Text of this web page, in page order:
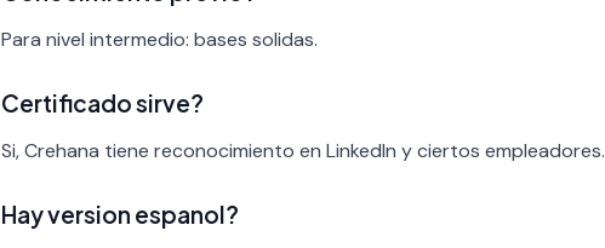
Para nivel intermedio: bases solidas.
Certificado sirve?
Si, Crehana tiene reconocimiento en LinkedIn y ciertos empleadores.
Hay version espanol?